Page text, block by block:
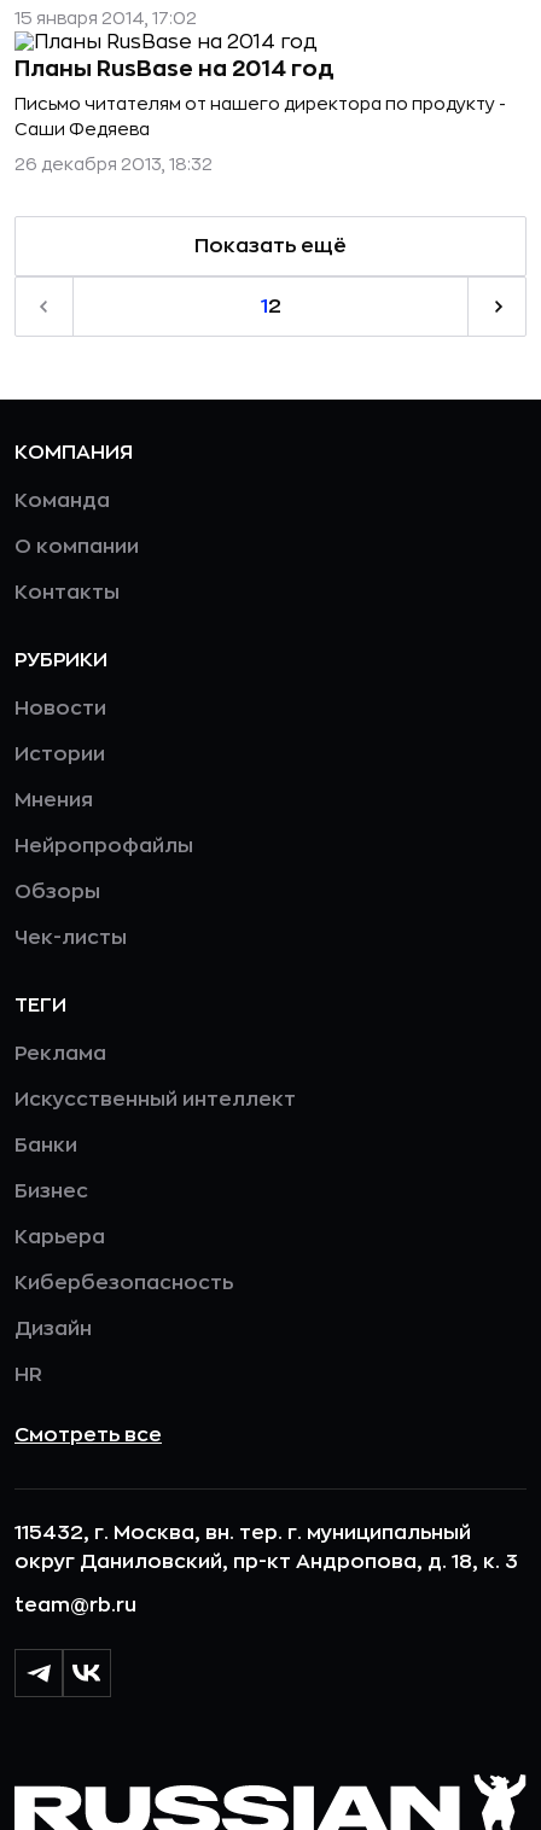
15 января 2014, 17:02
Планы RusBase на 2014 год
Письмо читателям от нашего директора по продукту -
Саши Федяева
26 декабря 2013, 18:32
Показать ещё
1 2
КОМПАНИЯ
Команда
О компании
Контакты
РУБРИКИ
Новости
Истории
Мнения
Нейропрофайлы
Обзоры
Чек-листы
ТЕГИ
Реклама
Искусственный интеллект
Банки
Бизнес
Карьера
Кибербезопасность
Дизайн
HR
Смотреть все
115432, г. Москва, вн. тер. г. муниципальный
округ Даниловский, пр-кт Андропова, д. 18, к. 3
team@rb.ru